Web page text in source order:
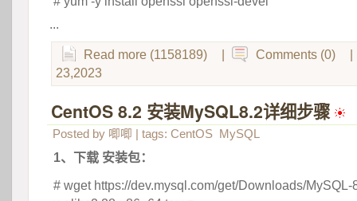
...
Read more (1158189) Comments (0)
23,2023
CentOS 8.2 安装MySQL8.2详细步骤
Posted by 唧唧 | tags: CentOS MySQL
1、下载 安装包：
# wget https://dev.mysql.com/get/Downloads/